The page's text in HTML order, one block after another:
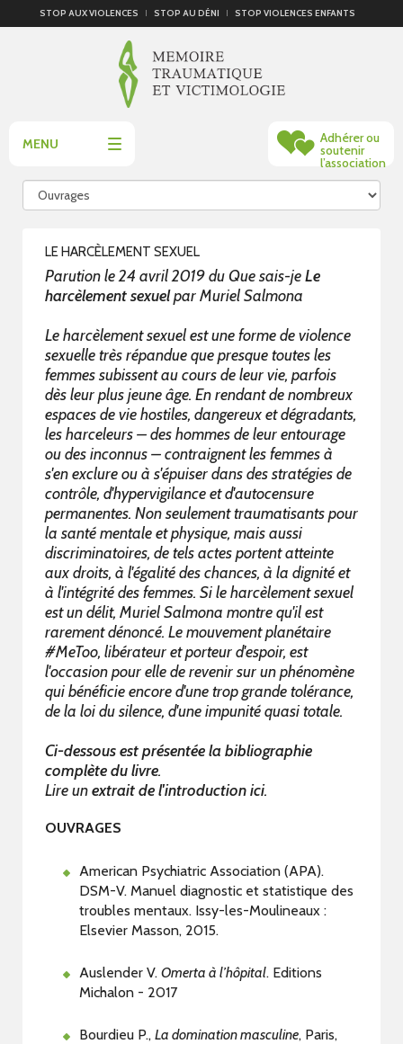
STOP AUX VIOLENCES STOP AU DÉNI STOP VIOLENCES ENFANTS
Adhérer ou
soutenir
l’association
MENU
LE HARCÈLEMENT SEXUEL
Parution le 24 avril 2019 duQue sais-jeLe
harcèlement sexuelpar Muriel Salmona
Le harcèlement sexuel est une forme de violence
sexuelle très répandue que presque toutes les
femmes subissent au cours de leur vie, parfois
dès leur plus jeune âge. En rendant de nombreux
espaces de vie hostiles, dangereux et dégradants,
les harceleurs – des hommes de leur entourage
ou des inconnus – contraignent les femmes à
s'en exclure ou à s'épuiser dans des stratégies de
contrôle, d'hypervigilance et d'autocensure
permanentes. Non seulement traumatisants pour
la santé mentale et physique, mais aussi
discriminatoires, de tels actes portent atteinte
aux droits, à l'égalité des chances, à la dignité et
à l'intégrité des femmes. Si le harcèlement sexuel
est un délit, Muriel Salmona montre qu'il est
rarement dénoncé. Le mouvement planétaire
#MeToo, libérateur et porteur d'espoir, est
l'occasion pour elle de revenir sur un phénomène
qui bénéficie encore d'une trop grande tolérance,
de la loi du silence, d'une impunité quasi totale.
Ci-dessous est présentée la bibliographie
complète du livre.
Lire unextrait de l'introduction ici.
OUVRAGES
American Psychiatric Association (APA).
DSM-V. Manuel diagnostic et statistique des
troubles mentaux. Issy-les-Moulineaux :
Elsevier Masson, 2015.
Auslender V. Omerta à l’hôpital. Editions
Michalon - 2017
Bourdieu P., La domination masculine, Paris,